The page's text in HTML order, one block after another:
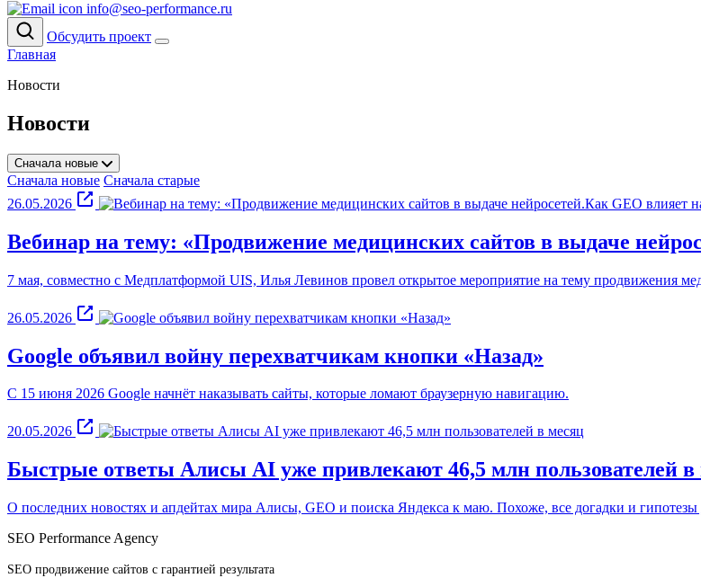
info@seo-performance.ru
Обсудить проект
Главная
Новости
Новости
Сначала новые
Сначала новые Сначала старые
26.05.2026
Вебинар на тему: «Продвижение медицинских сайтов в выдаче
7 мая, совместно с Медплатформой UIS, Илья Левинов провел открытое мероприятие на тему продвижения
26.05.2026
Google объявил войну перехватчикам кнопки «Назад»
С 15 июня 2026 Google начнёт наказывать сайты, которые ломают браузерную навигацию.
20.05.2026
Быстрые ответы Алисы AI уже привлекают 46,5 млн пользователей в
О последних новостях и апдейтах мира Алисы, GEO и поиска Яндекса к маю. Похоже, все догадки и
SEO Performance Agency
SEO продвижение сайтов с гарантией результата